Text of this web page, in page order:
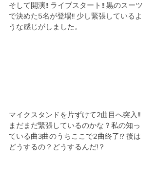
そして開演!! ライブスタート!! 黒のスーツ
で決めた5名が登場!! 少し緊張しているよ
うな感じがしました。
マイクスタンドを片ずけて2曲目へ突入!!
まだまだ緊張しているのかな？私の知っ
ている曲3曲のうちここで2曲終了!? 後は
どうするの？どうするんだ!？